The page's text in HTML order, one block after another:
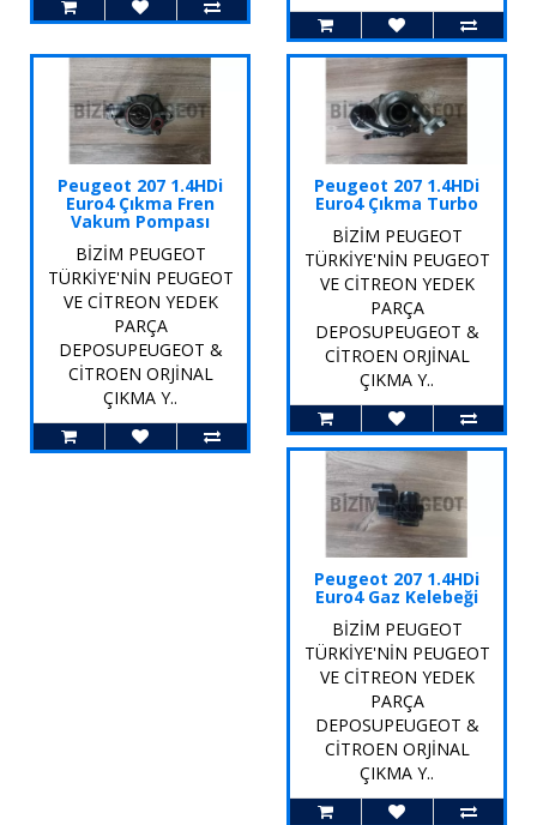
Peugeot 207 1.4HDi
Euro4 Çıkma Fren
Vakum Pompası
BİZİM PEUGEOT
TÜRKİYE'NİN PEUGEOT
VE CİTREON YEDEK
PARÇA
DEPOSUPEUGEOT &
CİTROEN ORJİNAL
ÇIKMA Y..
Peugeot 207 1.4HDi
Euro4 Çıkma Turbo
BİZİM PEUGEOT
TÜRKİYE'NİN PEUGEOT
VE CİTREON YEDEK
PARÇA
DEPOSUPEUGEOT &
CİTROEN ORJİNAL
ÇIKMA Y..
Peugeot 207 1.4HDi
Euro4 Gaz Kelebeği
BİZİM PEUGEOT
TÜRKİYE'NİN PEUGEOT
VE CİTREON YEDEK
PARÇA
DEPOSUPEUGEOT &
CİTROEN ORJİNAL
ÇIKMA Y..